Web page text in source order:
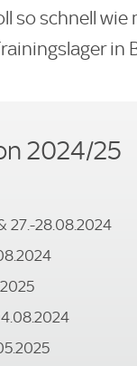
so schnell
in
2024/25
27.-28.08.2024